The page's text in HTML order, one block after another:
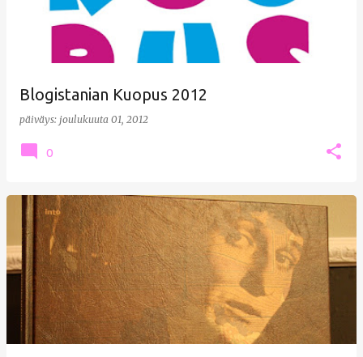
Blogistanian Kuopus 2012
päiväys: joulukuuta 01, 2012
0